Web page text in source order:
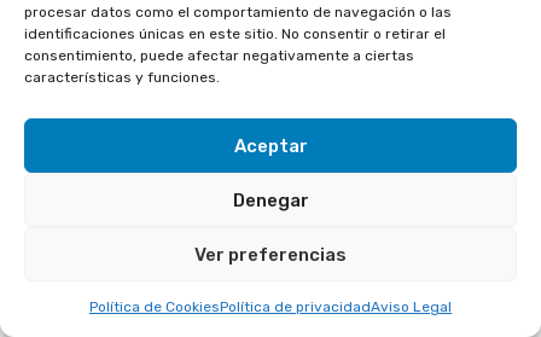
procesar datos como el comportamiento de navegación o las
identificaciones únicas en este sitio. No consentir o retirar el
consentimiento, puede afectar negativamente a ciertas
características y funciones.
Aceptar
Denegar
Ver preferencias
Política de CookiesPolítica de privacidadAviso Legal
Perfil del vino
Vinos decolor amarillo pajizo
estructura sólida
capacidad de conservación
Monovarietaleselegantes, profundos y expresivos,
donde en ocasiones se acompaña de Dona Branca.